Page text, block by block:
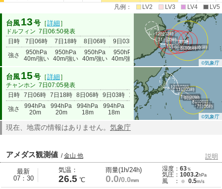
凡例： LV2 LV3 LV4 LV5
台風 13 号 ［詳細 ］
ドルフィン 7日06:50発表
日時
7日06時 7日18時 8日06時 9日03時 10日03時 11日03時
12日03
強さ
950hPa
40m/強い
950hPa
40m/強い
950hPa
40m/強い
950hPa
40m/強い
970hPa
990hPa
18m
18m
7日06時
7日18時
8日06時
9日03時
10日03時
11日03時
12日03時
©気象庁
台風 15 号 ［詳細 ］
チャンホン 7日07:05発表
日時 7日06時 7日18時 8日06時 9日03時 10日03時 11日03時 12日03時
強さ
994hPa
20m
994hPa
20m
994hPa
18m
994hPa
18m
994hPa
18m
990hPa
20m
990hPa
20m
7日06時
7日18時
8日06時
9日03時
10日03時
11日03時
12日03時
©気象庁
現在、地震の情報はありません。 気象庁
アメダス観測値 /金山 他 説明
最新
07：30
気温：
26.5 ℃
雨量(1h/24h)
0.0/0.0mm
湿度： 63％
気圧： 1003.2 hPa
風 ： 0.5m/s